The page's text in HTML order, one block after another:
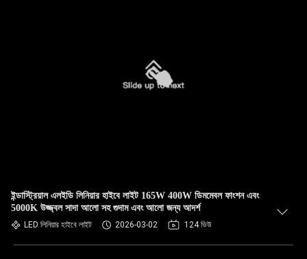
ইন্ডাস্ট্রিয়াল এলইডি লিনিয়ার হাইবে লাইট 165W 400W ডিমমেবল ফাংশন এবং
5000K উজ্জ্বল সাদা আলো সহ গুদাম এবং আলো জন্য আদর্শ
LED লিনিয়ার হাইবে লাইট 2026-03-02 124 ভিউ